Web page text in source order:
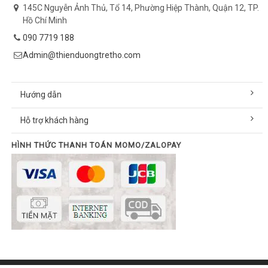
145C Nguyễn Ảnh Thủ, Tổ 14, Phường Hiệp Thành, Quận 12, TP.
Hồ Chí Minh
090 7719 188
Admin@thienduongtretho.com
Hướng dẫn
Hỗ trợ khách hàng
HÌNH THỨC THANH TOÁN MOMO/ZALOPAY